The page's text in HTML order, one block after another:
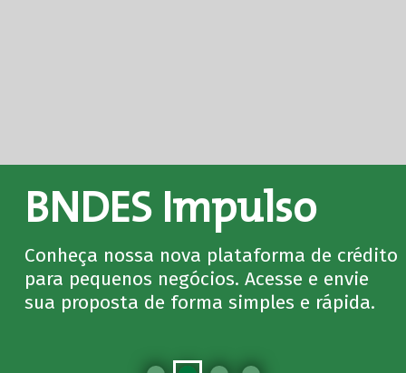
BNDES Impulso
Conheça nossa nova plataforma de crédito
para pequenos negócios. Acesse e envie
sua proposta de forma simples e rápida.